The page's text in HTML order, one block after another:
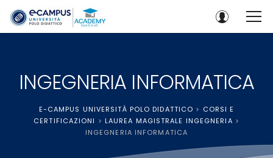
INGEGNERIA INFORMATICA
E-CAMPUS UNIVERSITÀ POLO DIDATTICO > CORSI E
CERTIFICAZIONI > LAUREA MAGISTRALE INGEGNERIA >
INGEGNERIA INFORMATICA